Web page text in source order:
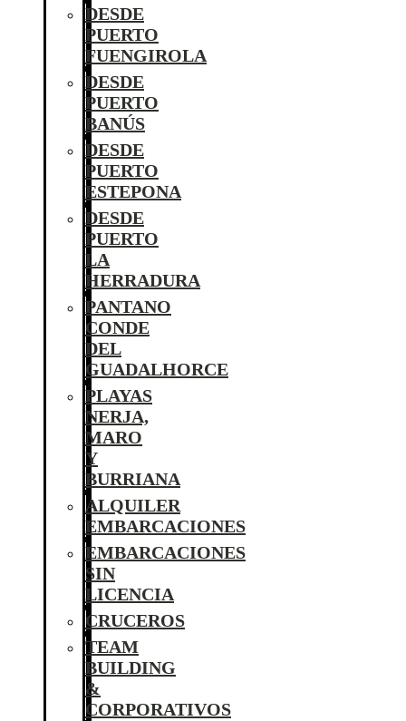
DESDE
PUERTO
FUENGIROLA
DESDE
PUERTO
BANÚS
DESDE
PUERTO
ESTEPONA
DESDE
PUERTO
LA
HERRADURA
PANTANO
CONDE
DEL
GUADALHORCE
PLAYAS
NERJA,
MARO
Y
BURRIANA
ALQUILER
EMBARCACIONES
EMBARCACIONES
SIN
LICENCIA
CRUCEROS
TEAM
BUILDING
&
CORPORATIVOS